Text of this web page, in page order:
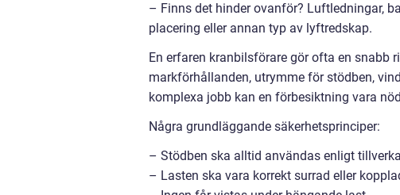
– Finns det hinder ovanför? Luftledningar,
placering eller annan typ av lyftredskap.
En erfaren kranbilsförare gör ofta en snabb
markförhållanden, utrymme för stödben,
komplexa jobb kan en förbesiktning vara
Några grundläggande säkerhetsprinciper:
– Stödben ska alltid användas enligt
– Lasten ska vara korrekt surrad eller